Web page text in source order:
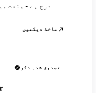
درج ہے - صنعت
ماخذ دیکھیں
تصدیق شدہ ذکر